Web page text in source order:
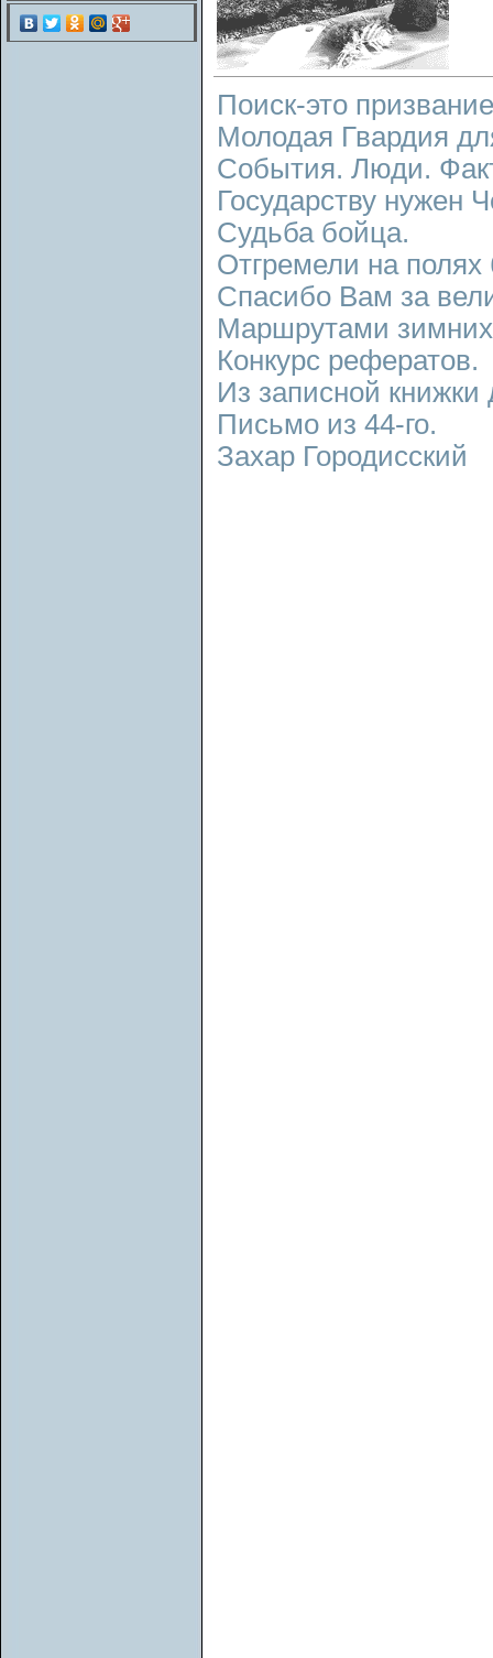
Поиск-это
Молодая Гвардия
События. Люди.
Государству нужен
Судьба бойца.
Отгремели на
Спасибо Вам за
Маршрутами
Конкурс рефератов.
Из записной книжки
Письмо из 44-го.
Захар Городисский